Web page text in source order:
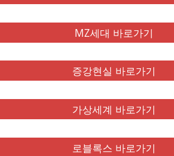
MZ세대 바로가기
증강현실 바로가기
가상세계 바로가기
로블록스 바로가기